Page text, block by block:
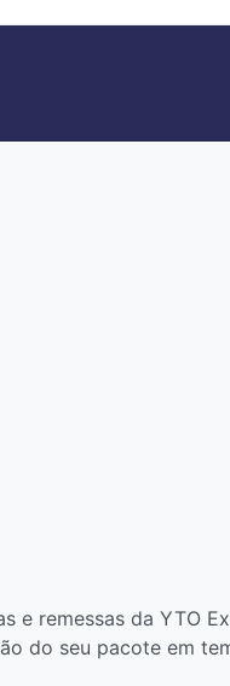
e remessas da YTO
do seu pacote em